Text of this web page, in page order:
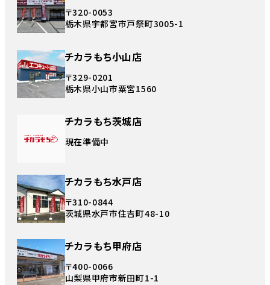
〒320-0053
栃木県宇都宮市戸祭町3005-1
チカラもち小山店
〒329-0201
栃木県小山市粟宮1560
チカラもち茨城店
現在準備中
チカラもち水戸店
〒310-0844
茨城県水戸市住吉町48-10
チカラもち甲府店
〒400-0066
山梨県甲府市新田町1-1